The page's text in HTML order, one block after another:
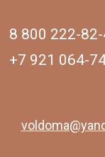
8 800 222-
+7 921 064-